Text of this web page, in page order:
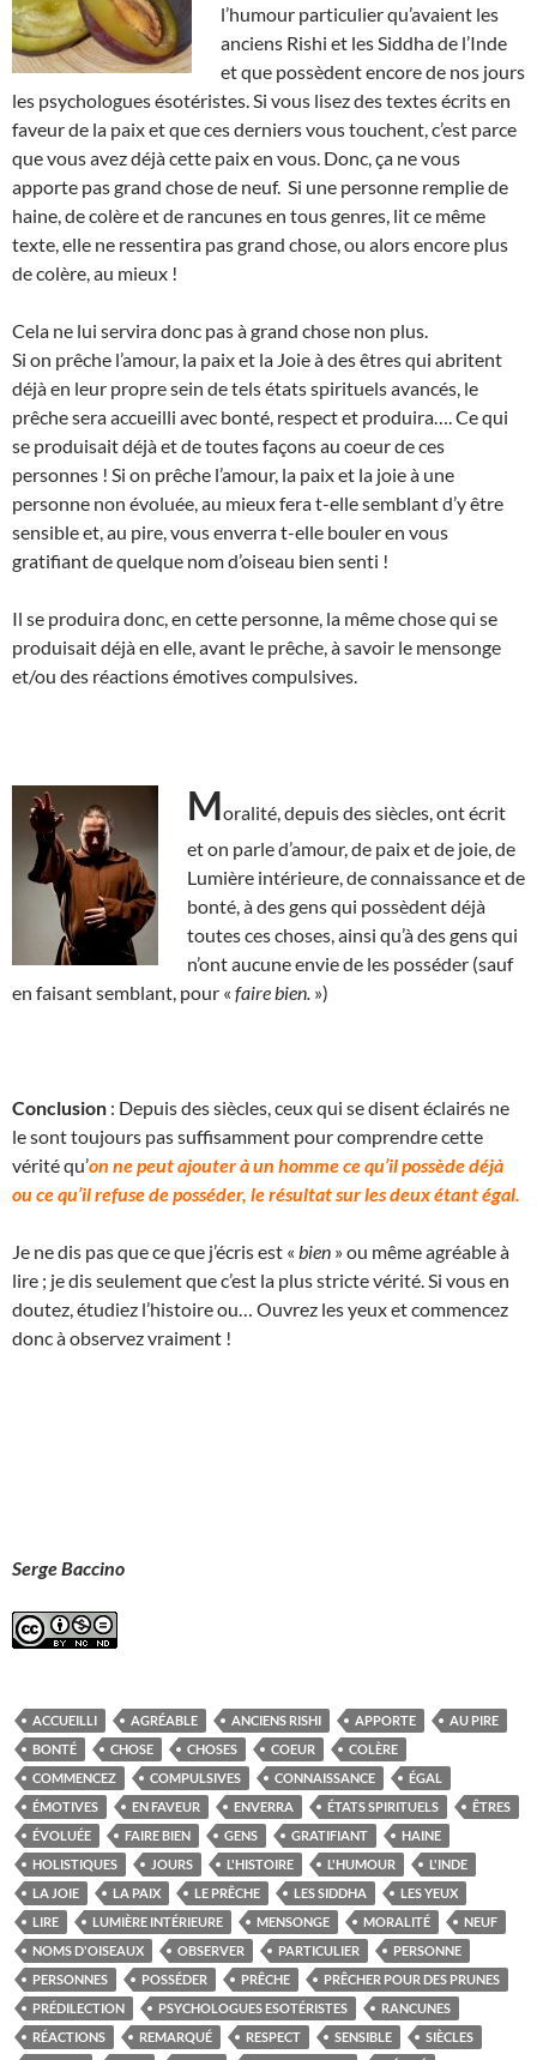
l’humour particulier qu’avaient les
anciens Rishi et les Siddha de l’Inde
et que possèdent encore de nos jours
les psychologues ésotéristes. Si vous lisez des textes écrits en
faveur de la paix et que ces derniers vous touchent, c’est parce
que vous avez déjà cette paix en vous. Donc, ça ne vous
apporte pas grand chose de neuf. Si une personne remplie de
haine, de colère et de rancunes en tous genres, lit ce même
texte, elle ne ressentira pas grand chose, ou alors encore plus
de colère, au mieux !
Cela ne lui servira donc pas à grand chose non plus.
Si on prêche l’amour, la paix et la Joie à des êtres qui abritent
déjà en leur propre sein de tels états spirituels avancés, le
prêche sera accueilli avec bonté, respect et produira…. Ce qui
se produisait déjà et de toutes façons au coeur de ces
personnes ! Si on prêche l’amour, la paix et la joie à une
personne non évoluée, au mieux fera t-elle semblant d’y être
sensible et, au pire, vous enverra t-elle bouler en vous
gratifiant de quelque nom d’oiseau bien senti !
Il se produira donc, en cette personne, la même chose qui se
produisait déjà en elle, avant le prêche, à savoir le mensonge
et/ou des réactions émotives compulsives.
Moralité, depuis des siècles, ont écrit
et on parle d’amour, de paix et de joie, de
Lumière intérieure, de connaissance et de
bonté, à des gens qui possèdent déjà
toutes ces choses, ainsi qu’à des gens qui
n’ont aucune envie de les posséder (sauf
en faisant semblant, pour « faire bien. »)
Conclusion : Depuis des siècles, ceux qui se disent éclairés ne
le sont toujours pas suffisamment pour comprendre cette
vérité qu’on ne peut ajouter à un homme ce qu’il possède déjà
ou ce qu’il refuse de posséder, le résultat sur les deux étant égal.
Je ne dis pas que ce que j’écris est « bien » ou même agréable à
lire ; je dis seulement que c’est la plus stricte vérité. Si vous en
doutez, étudiez l’histoire ou… Ouvrez les yeux et commencez
donc à observez vraiment !
Serge Baccino
ACCUEILLI AGRÉABLE ANCIENS RISHI APPORTE
AU PIRE
BONTÉ
CHOSE CHOSES COEUR
COLÈRE
COMMENCEZ
COMPULSIVES CONNAISSANCE
ÉGAL
ÉMOTIVES
EN FAVEUR ENVERRA ÉTATS SPIRITUELS
ÊTRES
ÉVOLUÉE
FAIRE BIEN GENS GRATIFIANT
HAINE
HOLISTIQUES
JOURS L'HISTOIRE L'HUMOUR
L'INDE
LA JOIE
LA PAIX LE PRÊCHE LES SIDDHA
LES YEUX
LIRE
LUMIÈRE INTÉRIEURE MENSONGE MORALITÉ
NEUF
NOMS D'OISEAUX
OBSERVER PARTICULIER
PERSONNE
PERSONNES
POSSÉDER PRÊCHE
PRÊCHER POUR DES PRUNES
PRÉDILECTION
PSYCHOLOGUES ESOTÉRISTES
RANCUNES
RÉACTIONS
REMARQUÉ RESPECT SENSIBLE
SIÈCLES